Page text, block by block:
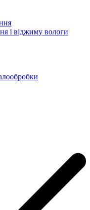
і віджиму вологи